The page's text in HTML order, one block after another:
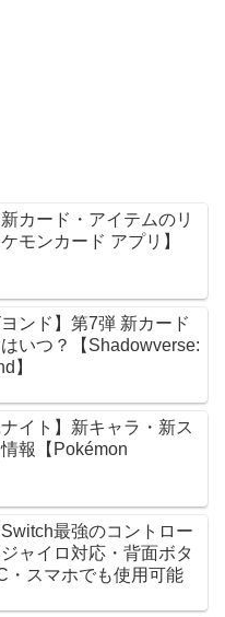
新カード・アイテムのリ
モンカード アプリ】
ヨンド】第7弾 新カード
いつ？【Shadowverse:
】
ナイト】新キャラ・新ス
報【Pokémon
最強のコントロー
ャイロ対応・背面ボタ
スマホでも使用可能